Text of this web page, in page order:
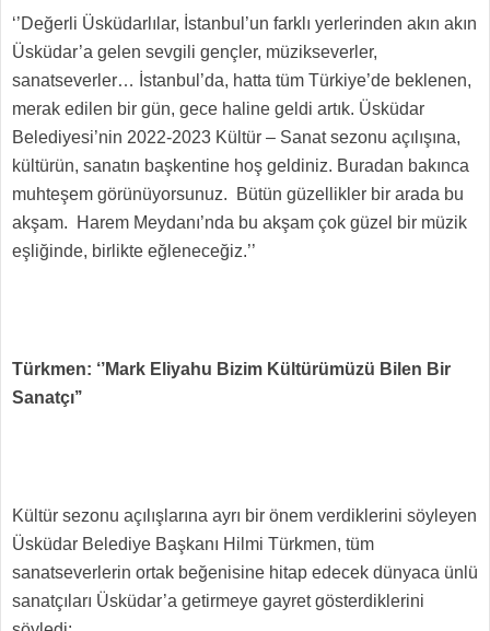
‘’Değerli Üsküdarlılar, İstanbul’un farklı yerlerinden akın akın
Üsküdar’a gelen sevgili gençler, müzikseverler,
sanatseverler… İstanbul’da, hatta tüm Türkiye’de beklenen,
merak edilen bir gün, gece haline geldi artık. Üsküdar
Belediyesi’nin 2022-2023 Kültür – Sanat sezonu açılışına,
kültürün, sanatın başkentine hoş geldiniz. Buradan bakınca
muhteşem görünüyorsunuz. Bütün güzellikler bir arada bu
akşam. Harem Meydanı’nda bu akşam çok güzel bir müzik
eşliğinde, birlikte eğleneceğiz.’’
Türkmen: ‘’Mark Eliyahu Bizim Kültürümüzü Bilen Bir
Sanatçı’’
Kültür sezonu açılışlarına ayrı bir önem verdiklerini söyleyen
Üsküdar Belediye Başkanı Hilmi Türkmen, tüm
sanatseverlerin ortak beğenisine hitap edecek dünyaca ünlü
sanatçıları Üsküdar’a getirmeye gayret gösterdiklerini